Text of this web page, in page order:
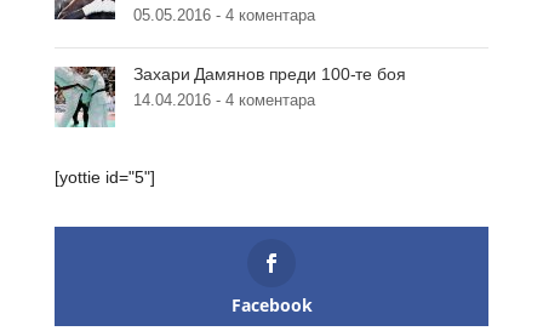
05.05.2016 - 4 коментара
Захари Дамянов преди 100-те боя
14.04.2016 - 4 коментара
[yottie id="5"]
Facebook